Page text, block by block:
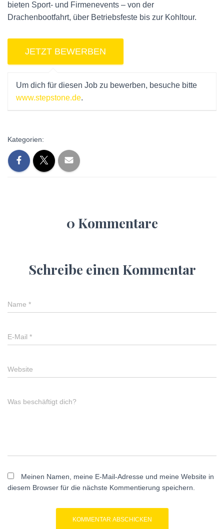
bieten Sport- und Firmenevents – von der
Drachenbootfahrt, über Betriebsfeste bis zur Kohltour.
Um dich für diesen Job zu bewerben, besuche bitte
www.stepstone.de.
Kategorien:
0 Kommentare
Schreibe einen Kommentar
Name *
E-Mail *
Website
Was beschäftigt dich?
Meinen Namen, meine E-Mail-Adresse und meine Website in
diesem Browser für die nächste Kommentierung speichern.